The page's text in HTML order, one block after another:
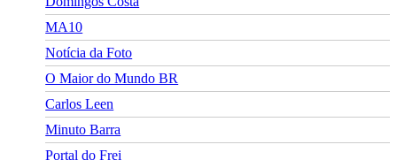
MA10
Notícia da Foto
O Maior do Mundo BR
Carlos Leen
Minuto Barra
Portal do Frei